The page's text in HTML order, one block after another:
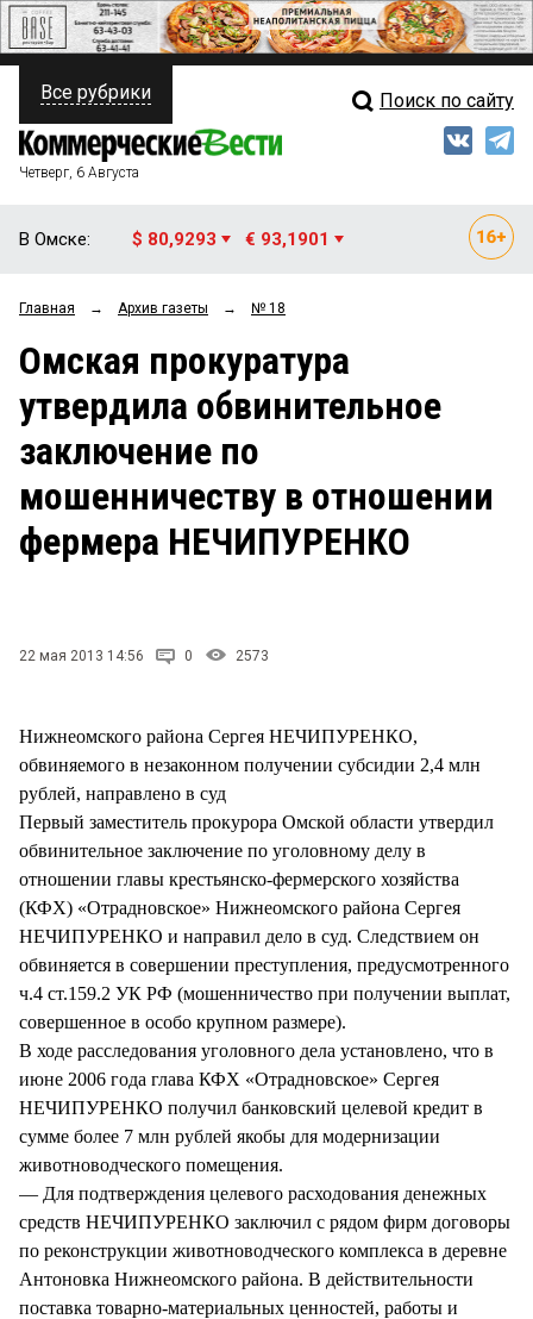
ПОЛИТИКА
ФИНАНСЫ
ОБЩЕСТВО
ЗАКОН
НОВОСТИ КОМПАНИЙ
СТИЛЬ ЖИЗНИ
Свежий выпуск
Рейтинги
Блоги
Все рубрики Поиск по сайту
Четверг, 6 Августа
В Омске: $ 80,9293 € 93,1901
Главная → Архив газеты → № 18
Омская прокуратура
утвердила обвинительное
заключение по
мошенничеству в отношении
фермера НЕЧИПУРЕНКО
22 мая 2013 14:56 0 2573
Нижнеомского района Сергея НЕЧИПУРЕНКО,
обвиняемого в незаконном получении субсидии 2,4 млн
рублей, направлено в суд
Первый заместитель прокурора Омской области утвердил
обвинительное заключение по уголовному делу в
отношении главы крестьянско-фермерского хозяйства
(КФХ) «Отрадновское» Нижнеомского района Сергея
НЕЧИПУРЕНКО и направил дело в суд. Следствием он
обвиняется в совершении преступления, предусмотренного
ч.4 ст.159.2 УК РФ (мошенничество при получении выплат,
совершенное в особо крупном размере).
В ходе расследования уголовного дела установлено, что в
июне 2006 года глава КФХ «Отрадновское» Сергея
НЕЧИПУРЕНКО получил банковский целевой кредит в
сумме более 7 млн рублей якобы для модернизации
животноводческого помещения.
— Для подтверждения целевого расходования денежных
средств НЕЧИПУРЕНКО заключил с рядом фирм договоры
по реконструкции животноводческого комплекса в деревне
Антоновка Нижнеомского района. В действительности
поставка товарно-материальных ценностей, работы и